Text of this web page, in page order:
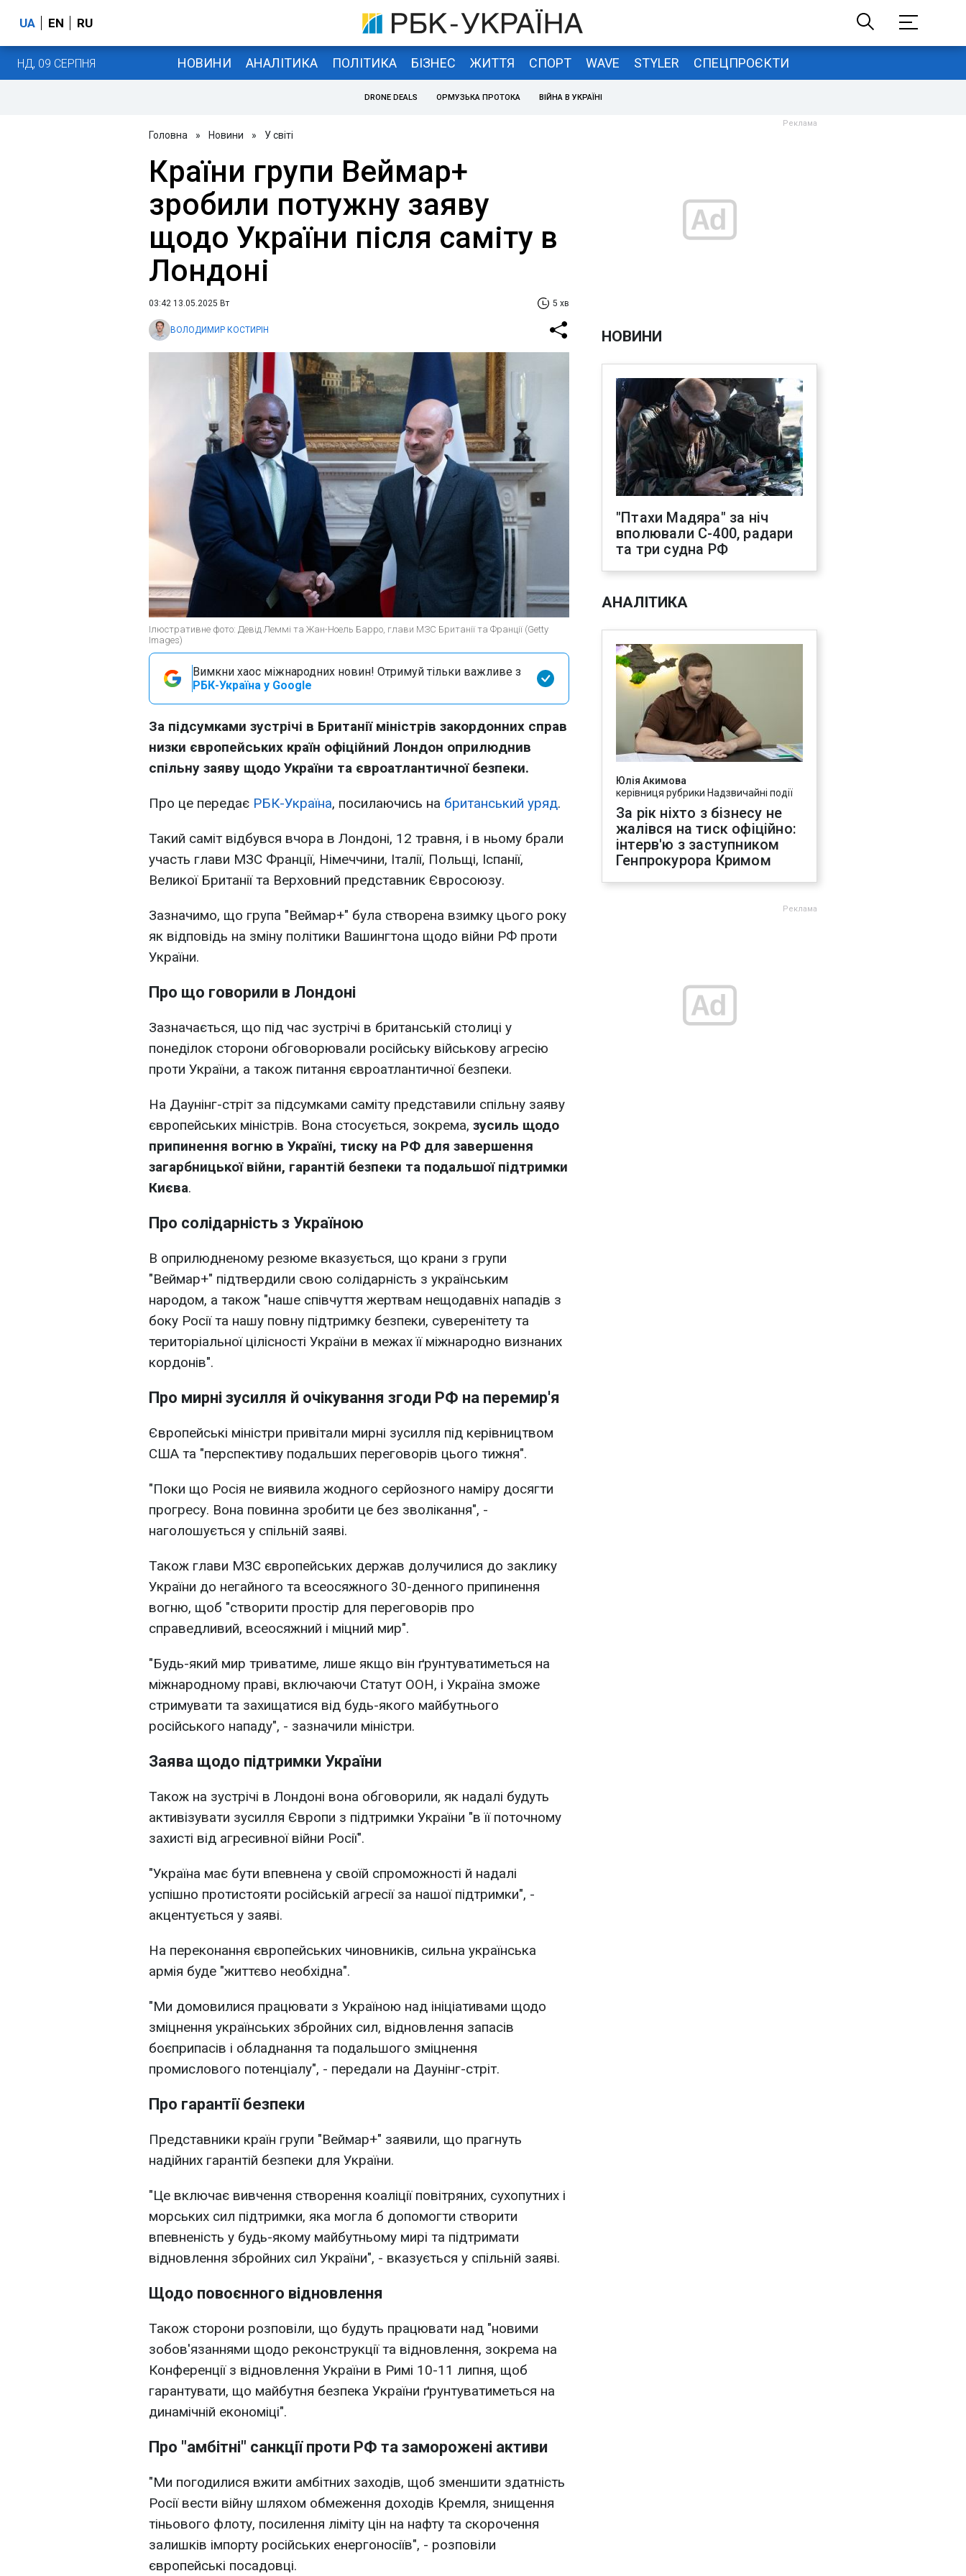
UA EN RU
НД, 09 СЕРПНЯ НОВИНИ АНАЛІТИКА ПОЛІТИКА БІЗНЕС ЖИТТЯ СПОРТ WAVE STYLER СПЕЦПРОЄКТИ
DRONE DEALS ОРМУЗЬКА ПРОТОКА ВІЙНА В УКРАЇНІ
Головна » Новини » У світі
Країни групи Веймар+
зробили потужну заяву
щодо України після саміту в
Лондоні
03:42 13.05.2025 Вт 5 хв
ВОЛОДИМИР КОСТИРІН
Ілюстративне фото: Девід Леммі та Жан-Ноель Барро, глави МЗС Британії та Франції (Getty
Imagеs)
Вимкни хаос міжнародних новин! Отримуй тільки важливе з
РБК-Україна у Google
За підсумками зустрічі в Британії міністрів закордонних справ
низки європейських країн офіційний Лондон оприлюднив
спільну заяву щодо України та євроатлантичної безпеки.
Про це передає РБК-Україна, посилаючись на британський уряд.
Такий саміт відбувся вчора в Лондоні, 12 травня, і в ньому брали
участь глави МЗС Франції, Німеччини, Італії, Польщі, Іспанії,
Великої Британії та Верховний представник Євросоюзу.
Зазначимо, що група "Веймар+" була створена взимку цього року
як відповідь на зміну політики Вашингтона щодо війни РФ проти
України.
Про що говорили в Лондоні
Зазначається, що під час зустрічі в британській столиці у
понеділок сторони обговорювали російську військову агресію
проти України, а також питання євроатлантичної безпеки.
На Даунінг-стріт за підсумками саміту представили спільну заяву
європейських міністрів. Вона стосується, зокрема, зусиль щодо
припинення вогню в Україні, тиску на РФ для завершення
загарбницької війни, гарантій безпеки та подальшої підтримки
Києва.
Про солідарність з Україною
В оприлюдненому резюме вказується, що крани з групи
"Веймар+" підтвердили свою солідарність з українським
народом, а також "наше співчуття жертвам нещодавніх нападів з
боку Росії та нашу повну підтримку безпеки, суверенітету та
територіальної цілісності України в межах її міжнародно визнаних
кордонів".
Про мирні зусилля й очікування згоди РФ на перемир'я
Європейські міністри привітали мирні зусилля під керівництвом
США та "перспективу подальших переговорів цього тижня".
"Поки що Росія не виявила жодного серйозного наміру досягти
прогресу. Вона повинна зробити це без зволікання", -
наголошується у спільній заяві.
Також глави МЗС європейських держав долучилися до заклику
України до негайного та всеосяжного 30-денного припинення
вогню, щоб "створити простір для переговорів про
справедливий, всеосяжний і міцний мир".
"Будь-який мир триватиме, лише якщо він ґрунтуватиметься на
міжнародному праві, включаючи Статут ООН, і Україна зможе
стримувати та захищатися від будь-якого майбутнього
російського нападу", - зазначили міністри.
Заява щодо підтримки України
Також на зустрічі в Лондоні вона обговорили, як надалі будуть
активізувати зусилля Європи з підтримки України "в її поточному
захисті від агресивної війни Росії".
"Україна має бути впевнена у своїй спроможності й надалі
успішно протистояти російській агресії за нашої підтримки", -
акцентується у заяві.
На переконання європейських чиновників, сильна українська
армія буде "життєво необхідна".
"Ми домовилися працювати з Україною над ініціативами щодо
зміцнення українських збройних сил, відновлення запасів
боєприпасів і обладнання та подальшого зміцнення
промислового потенціалу", - передали на Даунінг-стріт.
Про гарантії безпеки
Представники країн групи "Веймар+" заявили, що прагнуть
надійних гарантій безпеки для України.
"Це включає вивчення створення коаліції повітряних, сухопутних і
морських сил підтримки, яка могла б допомогти створити
впевненість у будь-якому майбутньому мирі та підтримати
відновлення збройних сил України", - вказується у спільній заяві.
Щодо повоєнного відновлення
Також сторони розповіли, що будуть працювати над "новими
зобов'язаннями щодо реконструкції та відновлення, зокрема на
Конференції з відновлення України в Римі 10-11 липня, щоб
гарантувати, що майбутня безпека України ґрунтуватиметься на
динамічній економіці".
Про "амбітні" санкції проти РФ та заморожені активи
"Ми погодилися вжити амбітних заходів, щоб зменшити здатність
Росії вести війну шляхом обмеження доходів Кремля, знищення
тіньового флоту, посилення ліміту цін на нафту та скорочення
залишків імпорту російських енергоносіїв", - розповіли
європейські посадовці.
НОВИНИ
"Птахи Мадяра" за ніч
вполювали С-400, радари
та три судна РФ
АНАЛІТИКА
Юлія Акимова
керівниця рубрики Надзвичайні події
За рік ніхто з бізнесу не
жалівся на тиск офіційно:
інтерв'ю з заступником
Генпрокурора Кримом